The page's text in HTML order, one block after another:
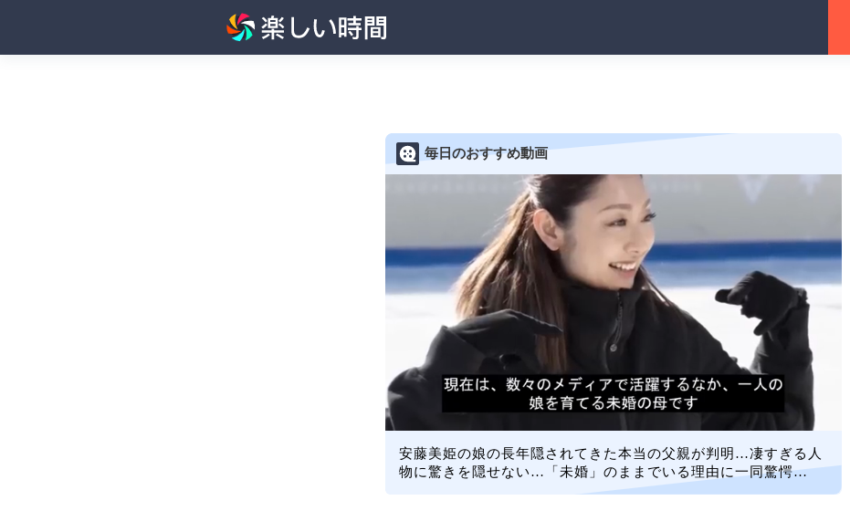
毎日のおすすめ動画
安藤美姫の娘の長年隠されてきた本当の父親が判明…凄すぎる人
物に驚きを隠せない…「未婚」のままでいる理由に一同驚愕…